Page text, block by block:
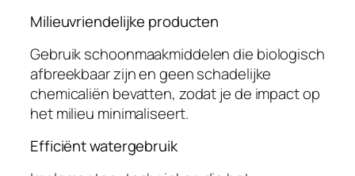
Milieuvriendelijke producten
Gebruik schoonmaakmiddelen die biologisch
afbreekbaar zijn en geen schadelijke
chemicaliën bevatten, zodat je de impact op
het milieu minimaliseert.
Efficiënt watergebruik